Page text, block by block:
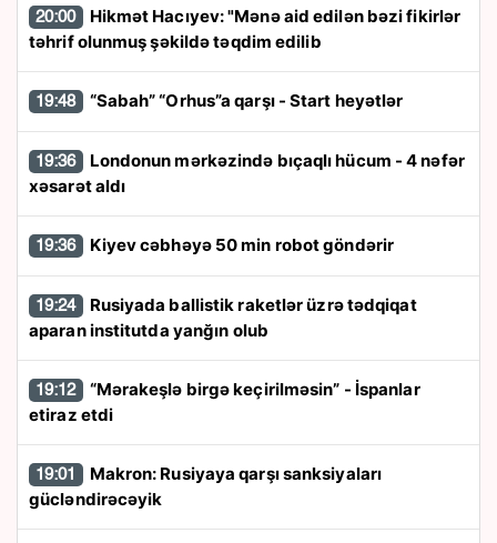
20:00
təhrif olunmuş şəkildə təqdim edilib
19:48 “Sabah” “Orhus”a qarşı - Start heyətlər
19:36
xəsarət aldı
19:36 Kiyev cəbhəyə 50 min robot göndərir
19:24
aparan institutda yanğın olub
19:12
etiraz etdi
19:01
gücləndirəcəyik